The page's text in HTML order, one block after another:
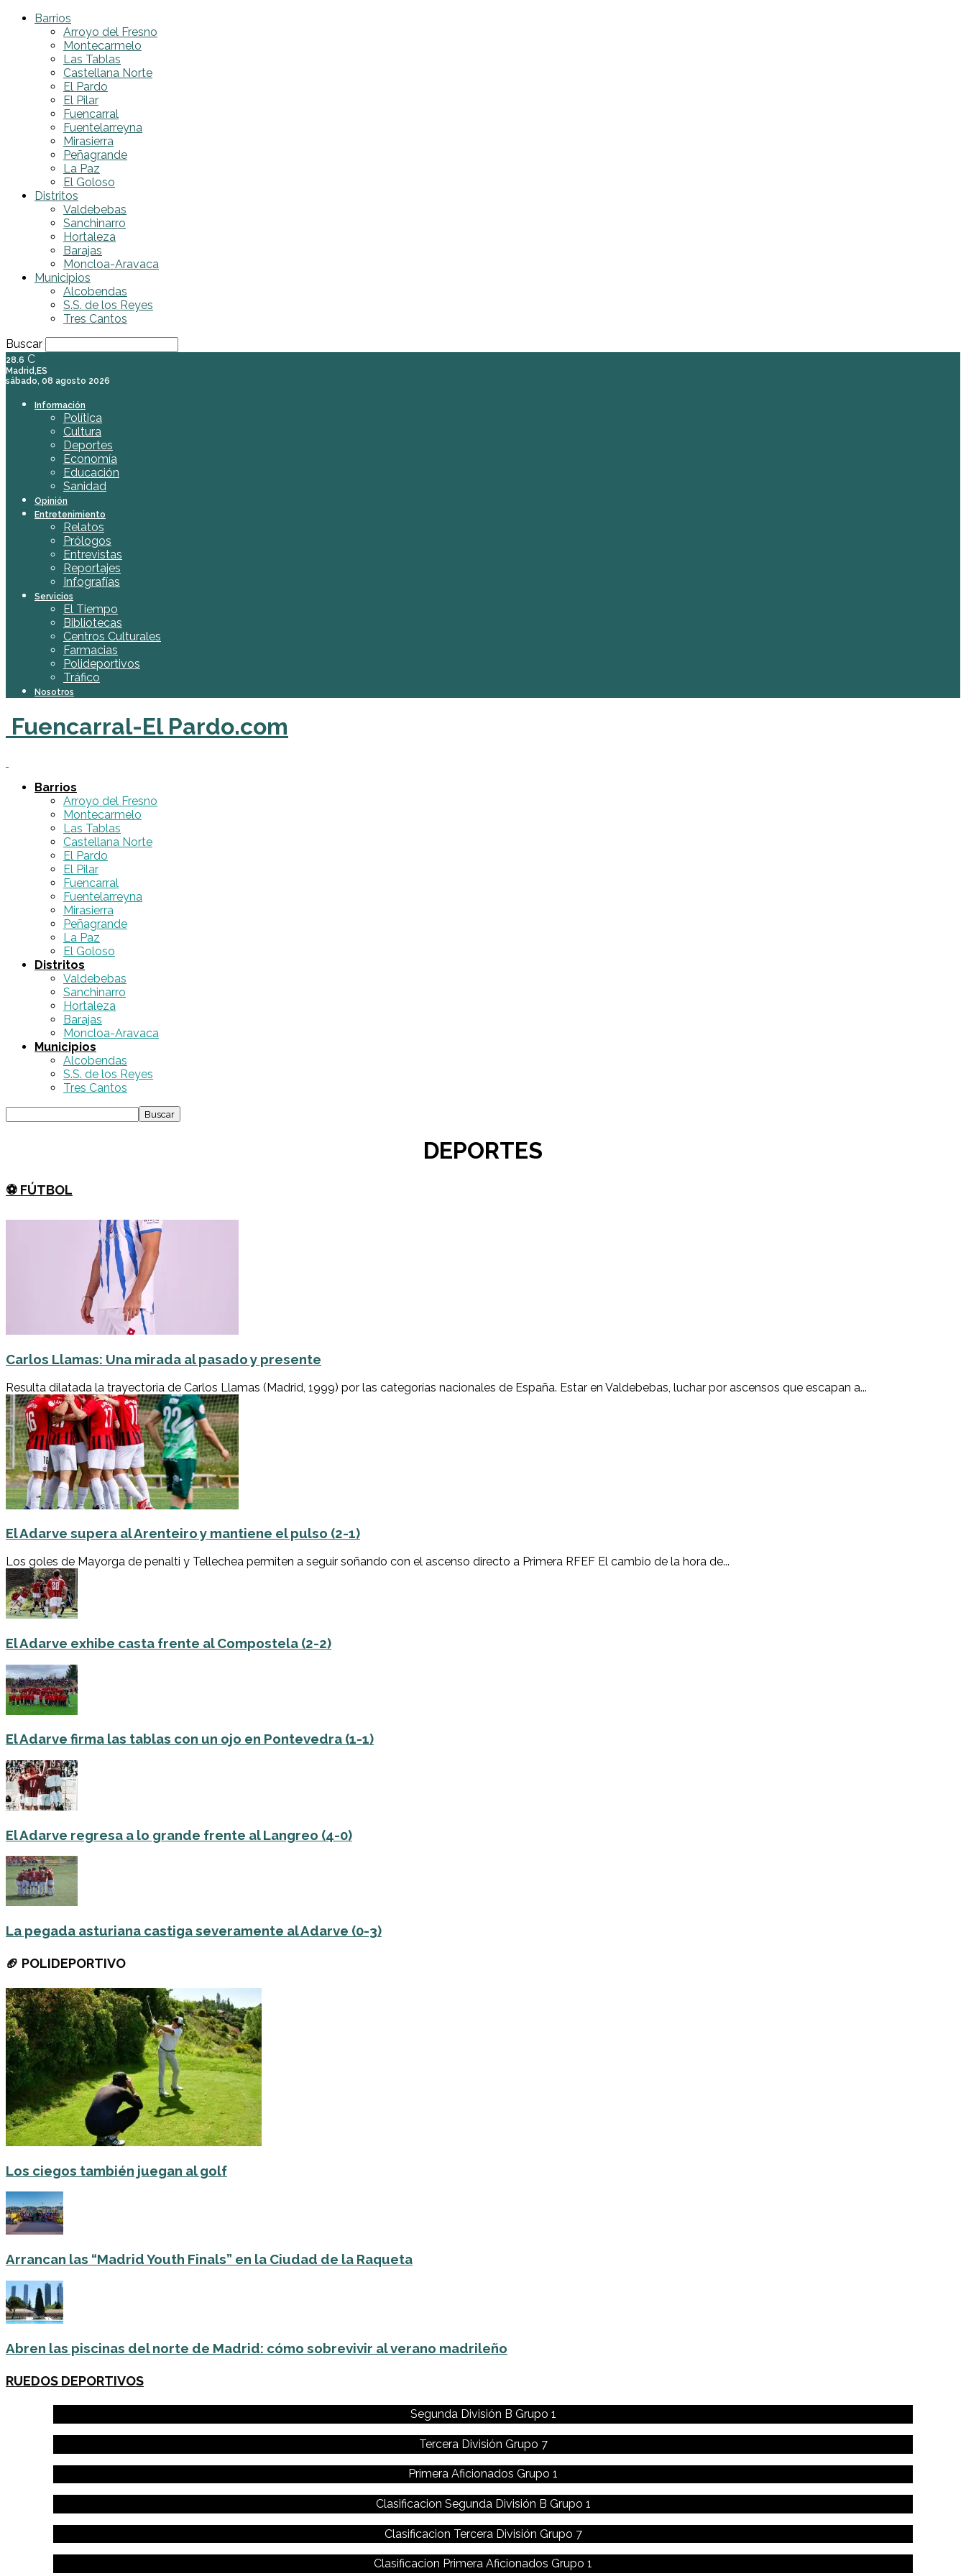
Barrios
Arroyo del Fresno
Montecarmelo
Las Tablas
Castellana Norte
El Pardo
El Pilar
Fuencarral
Fuentelarreyna
Mirasierra
Peñagrande
La Paz
El Goloso
Distritos
Valdebebas
Sanchinarro
Hortaleza
Barajas
Moncloa-Aravaca
Municipios
Alcobendas
S.S. de los Reyes
Tres Cantos
Buscar
28.6 C
Madrid,ES
sábado, 08 agosto 2026
Información
Política
Cultura
Deportes
Economía
Educación
Sanidad
Opinión
Entretenimiento
Relatos
Prólogos
Entrevistas
Reportajes
Infografías
Servicios
El Tiempo
Bibliotecas
Centros Culturales
Farmacias
Polideportivos
Tráfico
Nosotros
Fuencarral-El Pardo.com
Barrios
Arroyo del Fresno
Montecarmelo
Las Tablas
Castellana Norte
El Pardo
El Pilar
Fuencarral
Fuentelarreyna
Mirasierra
Peñagrande
La Paz
El Goloso
Distritos
Valdebebas
Sanchinarro
Hortaleza
Barajas
Moncloa-Aravaca
Municipios
Alcobendas
S.S. de los Reyes
Tres Cantos
DEPORTES
⚽️ FÚTBOL
Carlos Llamas: Una mirada al pasado y presente
Resulta dilatada la trayectoria de Carlos Llamas (Madrid, 1999) por las categorías nacionales de España. Estar en Valdebebas, luchar por ascensos que escapan a...
El Adarve supera al Arenteiro y mantiene el pulso (2-1)
Los goles de Mayorga de penalti y Tellechea permiten a seguir soñando con el ascenso directo a Primera RFEF El cambio de la hora de...
El Adarve exhibe casta frente al Compostela (2-2)
El Adarve firma las tablas con un ojo en Pontevedra (1-1)
El Adarve regresa a lo grande frente al Langreo (4-0)
La pegada asturiana castiga severamente al Adarve (0-3)
🏈 POLIDEPORTIVO
Los ciegos también juegan al golf
Arrancan las “Madrid Youth Finals” en la Ciudad de la Raqueta
Abren las piscinas del norte de Madrid: cómo sobrevivir al verano madrileño
RUEDOS DEPORTIVOS
Segunda División B Grupo 1
Tercera División Grupo 7
Primera Aficionados Grupo 1
Clasificacion Segunda División B Grupo 1
Clasificacion Tercera División Grupo 7
Clasificacion Primera Aficionados Grupo 1